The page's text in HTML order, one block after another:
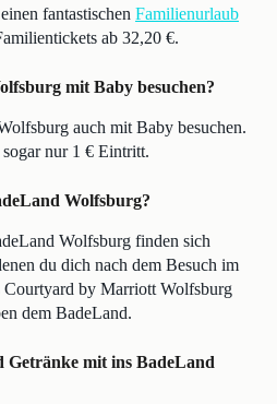
fantastischen Familienurlaub
ab 32,20 €.
mit Baby besuchen?
auch mit Baby besuchen.
nur 1 € Eintritt.
Wolfsburg?
Wolfsburg finden sich
du dich nach dem Besuch im
Courtyard by Marriott Wolfsburg
dem BadeLand.
Getränke mit ins BadeLand